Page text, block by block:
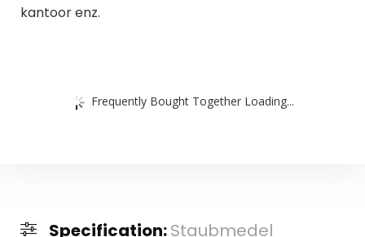
kantoor enz.
Frequently Bought Together Loading...
Specification:Staubmedel